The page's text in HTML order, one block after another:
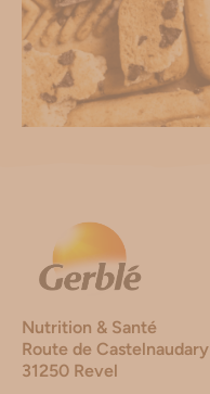
Nutrition & Santé
Route de Castelnaudary
31250 Revel